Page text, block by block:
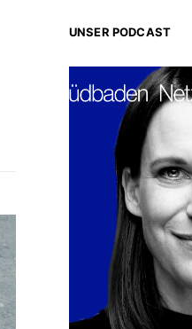
UNSER PODCAST